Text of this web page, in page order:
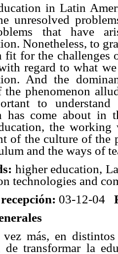
in Latin
unresolved
that have
Nonetheless, to
fit for the challenges
regard to what
And the
the phenomenon
to
has come about in
the
of the culture of the
and the ways of
higher education,
technologies and
03-12-04
más, en
de transformar la